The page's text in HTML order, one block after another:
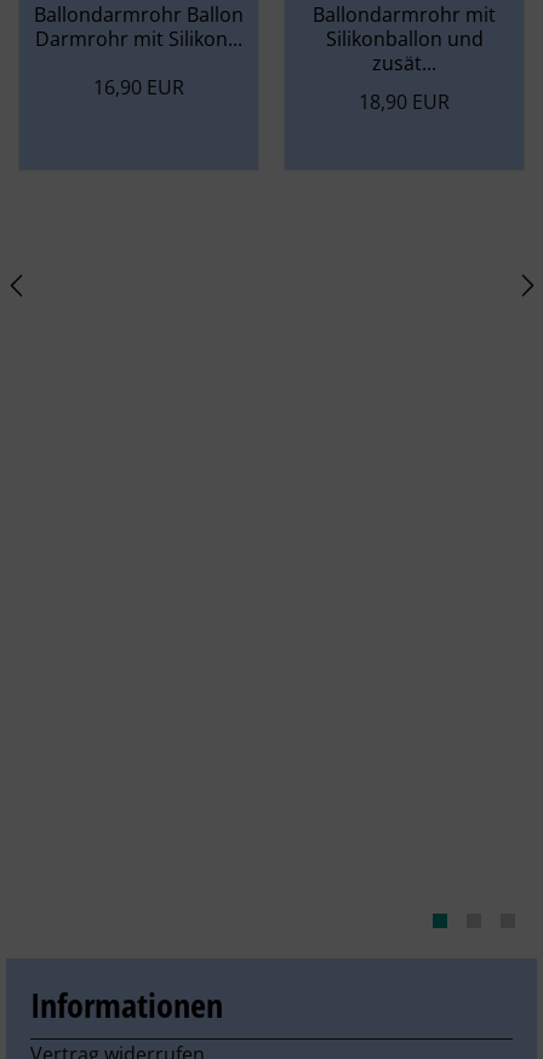
Ballondarmrohr Ballon
Darmrohr mit Silikon...
16,90 EUR
Ballondarmrohr mit
Silikonballon und
zusät...
18,90 EUR
Informationen